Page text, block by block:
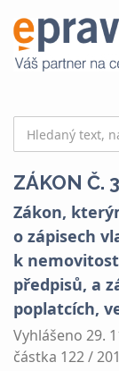
ZÁKON Č.
Zákon,
o zápisech
k
předpisů, a
poplatcích,
Vyhlášeno 29.
částka 122 /